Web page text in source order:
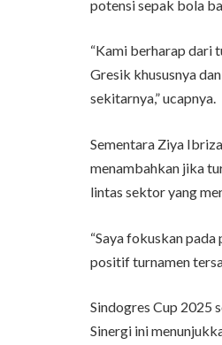
potensi sepak bola
“Kami berharap dari
Gresik khususnya
sekitarnya,” ucapnya.
Sementara Ziya
menambahkan jika
lintas sektor yang
“Saya fokuskan
positif turnamen
Sindogres Cup 2025
Sinergi ini